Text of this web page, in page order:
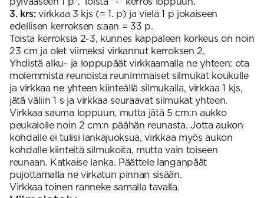
3. krs:virkkaa 3 kjs (= 1. p) ja vielä 1 p jokaiseen
edellisen kerroksen s:aan = 33 p.
Toista kerroksia 2-3, kunnes kappaleen korkeus on noin
23 cm ja olet viimeksi virkannut kerroksen 2.
Yhdistä alku- ja loppupäät virkkaamalla ne yhteen: ota
molemmista reunoista reunimmaiset silmukat koukulle
ja virkkaa ne yhteen kiinteällä silmukalla, virkkaa 1 kjs,
jätä väliin 1 s ja virkkaa seuraavat silmukat yhteen.
Virkkaa sauma loppuun, mutta jätä 5 cm:n aukko
peukalolle noin 2 cm:n päähän reunasta. Jotta aukon
kohdalle ei tulisi lankajuoksua, virkkaa myös aukon
kohdalle kiinteitä silmukoita, mutta vain toiseen
reunaan. Katkaise lanka. Päättele langanpäät
pujottamalla ne virkatun pinnan sisään.
Virkkaa toinen ranneke samalla tavalla.